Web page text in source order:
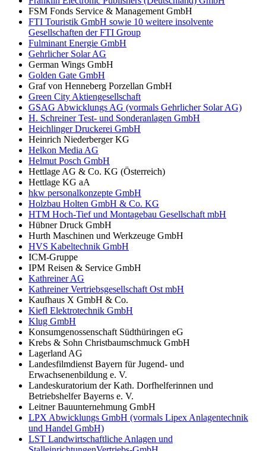
FSM Fonds Service & Management GmbH
FTI Touristik GmbH sowie 10 weitere insolvente
Gesellschaften der FTI Group
Fulminant Energie GmbH
Gehrlicher Solar AG
German Wings GmbH
Golden Gate GmbH
Graf von Henneberg Porzellan GmbH
Green City Aktiengesellschaft
GSAG Abwicklungs AG (vormals Gehrlicher Solar AG)
H. Schreiner Test- und Sonderanlagen GmbH
Heichlinger Druckerei GmbH
Heinrich Niederberger KG
Helkon Media AG
Helmut Posch GmbH
Hettlage AG & Co. KG (Österreich)
Hettlage KG aA
hkw personalkonzepte GmbH
Holzbau Holten GmbH & Co. KG
HTM Hoch-Tief und Montagebau Gesellschaft mbH
Hübner Druck GmbH
Hurth Maschinen und Werkzeuge GmbH
HVS Kabeltechnik GmbH
ICM-Gruppe
IPM Reisen & Service GmbH
Kathreiner AG
Kathreiner Vertriebsgesellschaft Ost mbH
Kaufhaus X GmbH & Co.
Kiefl Elektrotechnik GmbH
Klug GmbH
Konsumgenossenschaft Südthüringen eG
Krebs & Sohn Christbaumschmuck GmbH
Lagerland AG
Landesfilmdienst Bayern für Jugend- und
Erwachsenenbildung e. V.
Landeskuratorium der Kath. Dorfhelferinnen und
Betriebshelfer Bayerns e. V.
Leitner Bauunternehmung GmbH
LPX Abwicklungs GmbH (vormals Lipex Anlagentechnik
und Handel GmbH)
LST Landwirtschaftliche Anlagen und